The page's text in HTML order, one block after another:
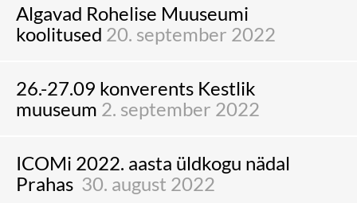
Algavad Rohelise Muuseumi
koolitused 20. september 2022
26.-27.09 konverents Kestlik
muuseum 2. september 2022
ICOMi 2022. aasta üldkogu nädal
Prahas 30. august 2022